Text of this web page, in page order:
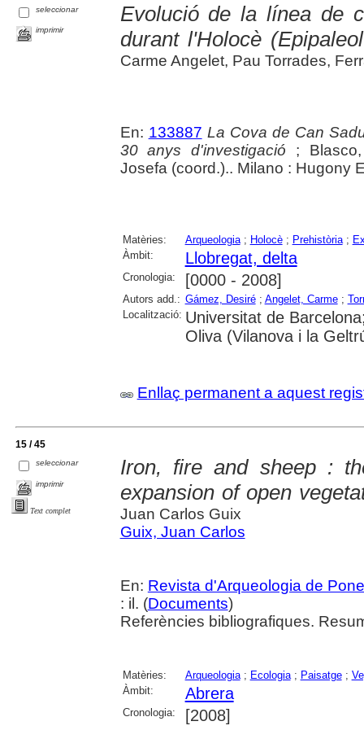
seleccionar
imprimir
Evolució de la línea de
durant l'Holocè
Carme Angelet, Pau Torrades,
En: 133887 La Cova de Can
30 anys d'investigació ;
Josefa (coord.).. Milano : Hugony
Matèries: Arqueologia; Holocè; Prehistòria;
Àmbit:
Llobregat, delta
Cronologia: [0000 - 2008]
Autors add.: Gámez, Desiré; Angelet, Carme;
Localització: Universitat de
Oliva (Vilanova i la
Enllaç permanent a aquest
15 / 45
seleccionar
imprimir
Text complet
Iron, fire and sheep :
expansion of open
Juan Carlos Guix
Guix, Juan Carlos
En: Revista d'Arqueologia de
: il. (Documents)
Referències bibliografiques.
Matèries: Arqueologia; Ecologia; Paisatge;
Àmbit:
Abrera
Cronologia: [2008]